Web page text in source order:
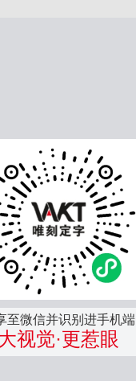
至微信并识别进手机端
视觉·更惹眼